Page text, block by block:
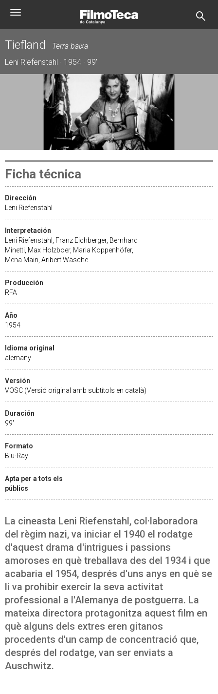
Toggle
Tiefland
Terra baixa
Leni Riefenstahl · 1954 · 99'
Ficha técnica
Dirección
Leni Riefenstahl
Interpretación
Leni Riefenstahl, Franz Eichberger, Bernhard
Minetti, Max Holzboer, Maria Koppenhöfer,
Mena Main, Aribert Wäsche
Producción
RFA
Año
1954
Idioma original
alemany
Versión
VOSC (Versió original amb subtítols en català)
Duración
99'
Formato
Blu-Ray
Apta per a tots els
públics
La cineasta Leni Riefenstahl, col·laboradora
del règim nazi, va iniciar el 1940 el rodatge
d'aquest drama d'intrigues i passions
amoroses en què treballava des del 1934 i que
acabaria el 1954, després d'uns anys en què se
li va prohibir exercir la seva activitat
professional a l'Alemanya de postguerra. La
mateixa directora protagonitza aquest film en
què alguns dels extres eren gitanos
procedents d'un camp de concentració que,
després del rodatge, van ser enviats a
Auschwitz.